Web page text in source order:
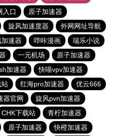
入口
原子加速器
旋风加速度器
外网网址导航
速器 哔咔漫画
瑞乐小说
一元机场
原子加速器
加速器
快喵vpv加速器
站 红海pro加速器
优云666
器官网
旋风pvn加速器
CHK下载站
青柠加速器
原子加速器
快橙加速器